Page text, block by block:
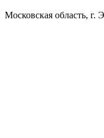
Московская область, г.